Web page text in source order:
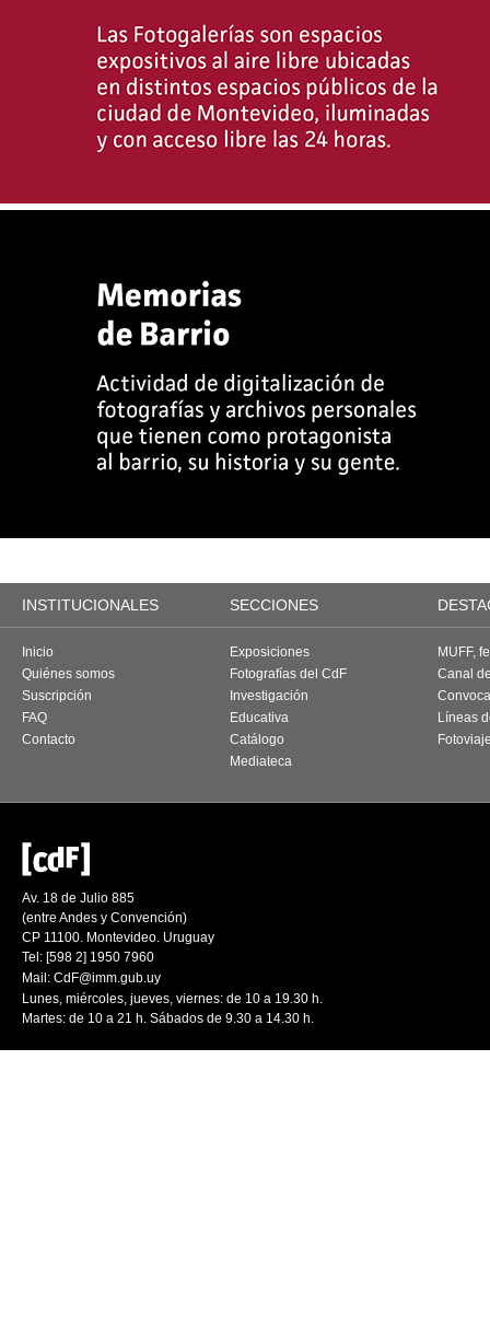
INSTITUCIONALES SECCIONES
Inicio
Quiénes somos
Suscripción
FAQ
Contacto
Exposiciones
Fotografías del CdF
Investigación
Educativa
Catálogo
Mediateca
MUFF,
Canal
Líneas
Av. 18 de Julio 885
(entre Andes y Convención)
CP 11100. Montevideo. Uruguay
Tel: [598 2] 1950 7960
Mail: CdF@imm.gub.uy
Lunes, miércoles, jueves, viernes: de 10 a 19.30 h.
Martes: de 10 a 21 h. Sábados de 9.30 a 14.30 h.